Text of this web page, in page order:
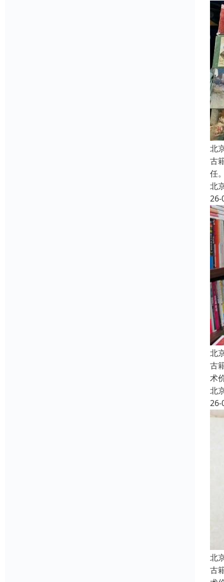
北
古
任
北
26-
北
古
术
北
26-
北
古